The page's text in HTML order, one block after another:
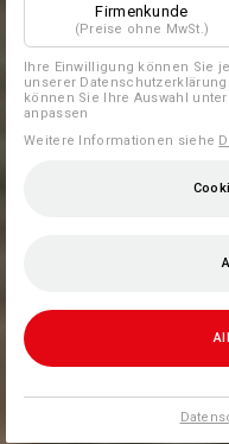
Firmenkunde
(Preise ohne MwSt.)
Ihre Einwilligung können Sie
unserer
können Sie Ihre Auswahl
anpassen
Weitere Informationen siehe